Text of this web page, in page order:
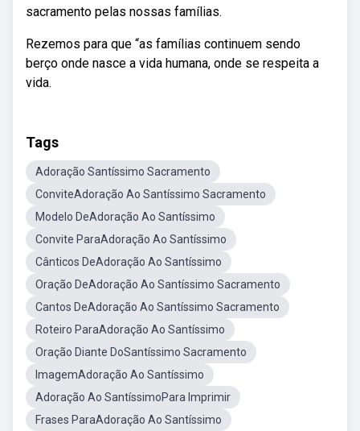
sacramento pelas nossas famílias.
Rezemos para que “as famílias continuem sendo
berço onde nasce a vida humana, onde se respeita a
vida.
Tags
Adoração Santíssimo Sacramento
ConviteAdoração Ao Santíssimo Sacramento
Modelo DeAdoração Ao Santíssimo
Convite ParaAdoração Ao Santíssimo
Cânticos DeAdoração Ao Santíssimo
Oração DeAdoração Ao Santíssimo Sacramento
Cantos DeAdoração Ao Santíssimo Sacramento
Roteiro ParaAdoração Ao Santíssimo
Oração Diante DoSantíssimo Sacramento
ImagemAdoração Ao Santíssimo
Adoração Ao SantíssimoPara Imprimir
Frases ParaAdoração Ao Santíssimo